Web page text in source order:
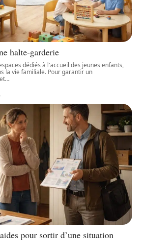
halte-garderie
dédiés à l'accueil des jeunes enfants,
la vie familiale. Pour garantir un
…
pour sortir d’une situation